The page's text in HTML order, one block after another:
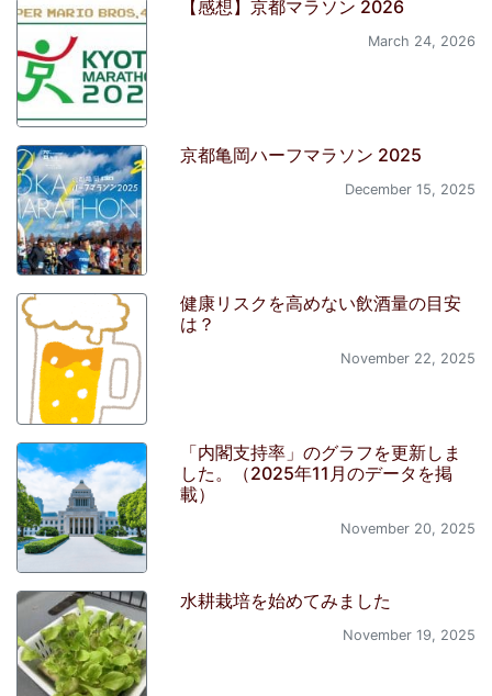
【感想】京都マラソン 2026
March 24, 2026
京都亀岡ハーフマラソン 2025
December 15, 2025
健康リスクを高めない飲酒量の目安
は？
November 22, 2025
「内閣支持率」のグラフを更新しま
した。（2025年11月のデータを掲
載）
November 20, 2025
水耕栽培を始めてみました
November 19, 2025